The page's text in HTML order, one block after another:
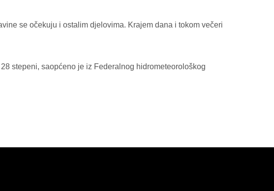
se očekuju i ostalim djelovima. Krajem dana i tokom večeri
stepeni, saopćeno je iz Federalnog hidrometeorološkog